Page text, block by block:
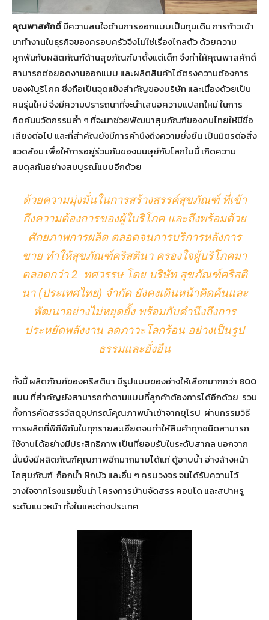
คุณพาสศักดิ์มีความสนใจด้านการออกแบบเป็นทุนเดิม การก้าวเข้า
มาทำงานในธุรกิจของครอบครัวจึงไม่ใช่เรื่องไกลตัว ด้วยความ
ผูกพันกับผลิตภัณฑ์ด้านสุขภัณฑ์มาตั้งแต่เด็ก จึงทำให้คุณพาสศักดิ์
สามารถต่อยอดงานออกแบบ และผลิตสินค้าได้ตรงความต้องการ
ของผ้บูริโภค ซึ่งถือเป็นจุดแข็งสำคัญของบริษัท และเนื่องด้วยเป็น
คนรุ่นใหม่ จึงมีความปรารถนาที่จะนำเสนอความแปลกใหม่ ในการ
คิดค้นนวัตกรรมล้ำ ๆ ที่จะมาช่วยพัฒนาสุขภัณฑ์ของคนไทยให้มีชื่อ
เสียงต่อไป และที่สำคัญยังมีการคำนึงถึงความยั่งยืน เป็นมิตรต่อสิ่ง
แวดล้อม เพื่อให้การอยู่ร่วมกันของมนษุย์กับโลกใบนี้ เกิดความ
สมดุลกันอย่างสมบูรณ์แบบอีกด้วย
ด้วยความมุ่งมั่นในการสร้างสรรค์สุขภัณฑ์ ที่เข้า
ถึงความต้องการของผู้ใบริโภค และถึงพร้อมด้วย
ศักยภาพการผลิต ตลอดจนการบริการหลังการ
ขาย ทำให้สุขภัณฑ์คริสตินา ครองใจผู้บริโภคมา
ตลอดกว่า 2 ทศวรรษ โดย บริษัท สุขภัณฑ์คริสติ
นา (ประเทศไทย) จำกัด ยังคงเดินหน้าคิดค้นและ
พัฒนาอย่างไม่หยุดยั้ง พร้อมกับคำนึงถึงการ
ประหยัดพลังงาน ลดภาวะโลกร้อน อย่างเป็นรูป
ธรรมและยั่งยืน
ทั้งนี้ ผลิตภัณฑ์ของคริสตินา มีรูปแบบของอ่างให้เลือกมากกว่า 800
แบบ ที่สำคัญยังสามารถทำตามแบบที่ลูกค้าต้องการได้อีกด้วย รวม
ทั้งการคัดสรรวัสดุอุปกรณ์คุณภาพนำเข้าจากยุโรป ผ่านกรรมวิธี
การผลิตที่พิถีพิถันในทุกรายละเอียดจนทำให้สินค้าทุกชนิดสามารถ
ใช้งานได้อย่างมีประสิทธิภาพ เป็นที่ยอมรับในระดับสากล นอกจาก
นั้นยังมีผลิตภัณฑ์คุณภาพอีกมากมายได้แก่ ตู้อาบน้ำ อ่างล้างหน้า
โถสุขภัณฑ์ ก็อกน้ำ ฝักบัว และอื่น ๆ ครบวงจร จนได้รับความไว้
วางใจจากโรงแรมชั้นนำ โครงการบ้านจัดสรร คอนโด และสปาหรู
ระดับแนวหน้า ทั้งในและต่างประเทศ